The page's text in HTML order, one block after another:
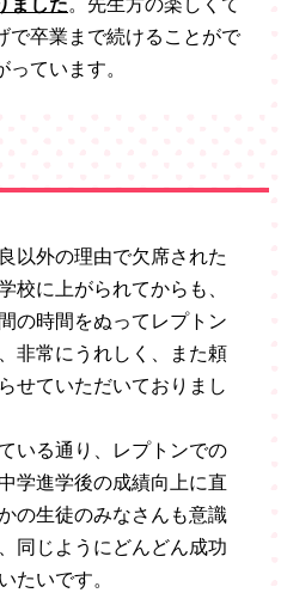
ました。先生方の楽しくて
で卒業まで続けることがで
ています。
以外の理由で欠席された
校に上がられてからも、
の時間をぬってレプトン
非常にうれしく、また頼
せていただいておりまし
いる通り、レプトンでの
学進学後の成績向上に直
の生徒のみなさんも意識
同じようにどんどん成功
たいです。